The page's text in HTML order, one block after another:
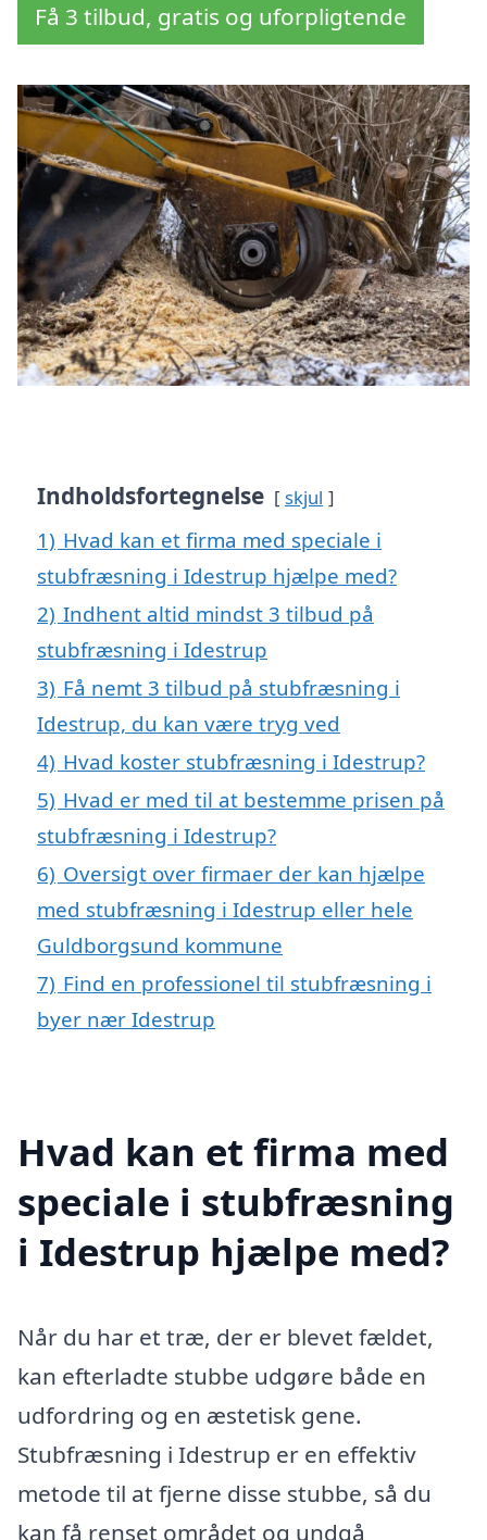
Få 3 tilbud, gratis og uforpligtende
Indholdsfortegnelse skjul
1) Hvad kan et firma med speciale i
stubfræsning i Idestrup hjælpe med?
2) Indhent altid mindst 3 tilbud på
stubfræsning i Idestrup
3) Få nemt 3 tilbud på stubfræsning i
Idestrup, du kan være tryg ved
4) Hvad koster stubfræsning i Idestrup?
5) Hvad er med til at bestemme prisen på
stubfræsning i Idestrup?
6) Oversigt over firmaer der kan hjælpe
med stubfræsning i Idestrup eller hele
Guldborgsund kommune
7) Find en professionel til stubfræsning i
byer nær Idestrup
Hvad kan et firma med
speciale i stubfræsning
i Idestrup hjælpe med?
Når du har et træ, der er blevet fældet,
kan efterladte stubbe udgøre både en
udfordring og en æstetisk gene.
Stubfræsning i Idestrup er en effektiv
metode til at fjerne disse stubbe, så du
kan få renset området og undgå